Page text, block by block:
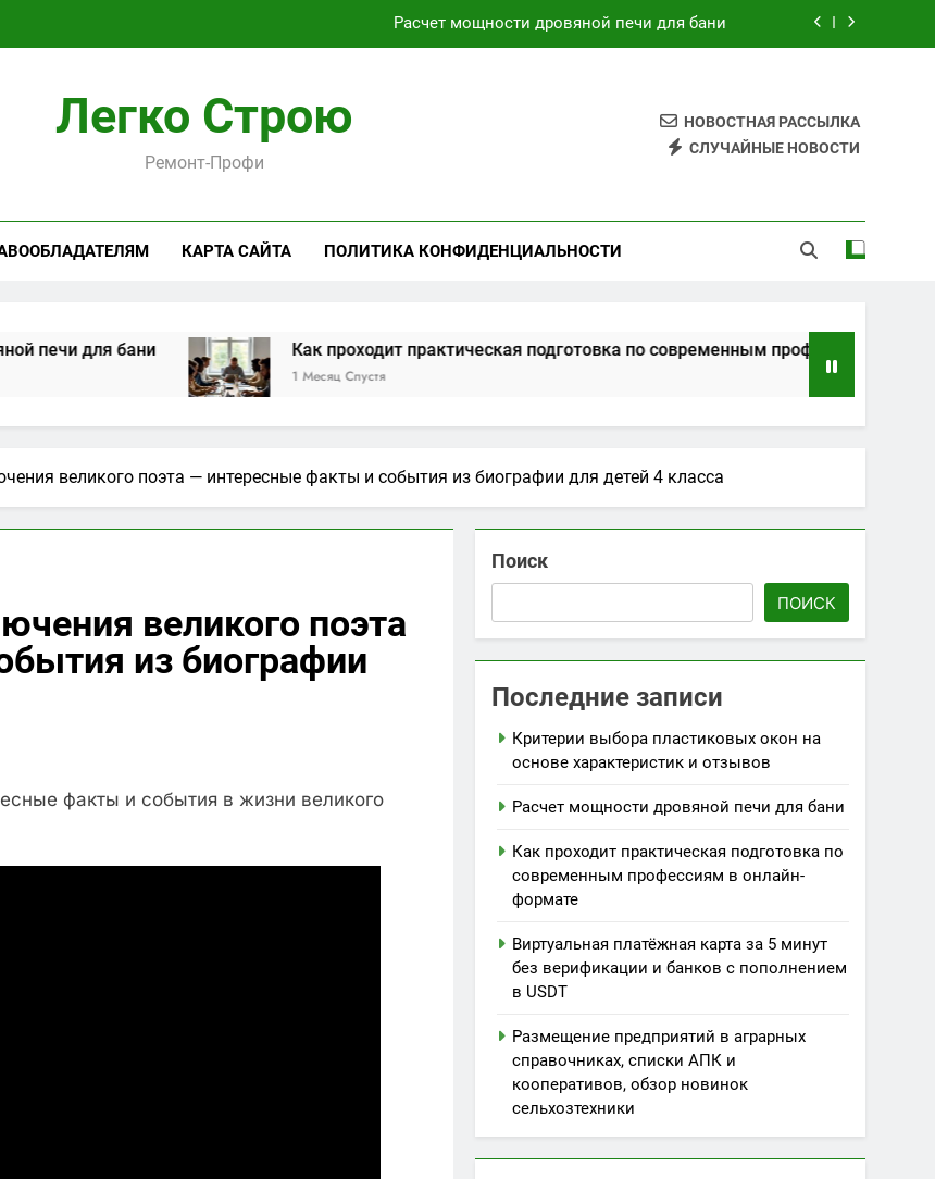
Как проходит практическая подготовка по современным профессиям в онлайн-формате
Критерии выбора пластиковых окон на основе характеристик и отзывов
Виртуальная платёжная карта за 5 минут без верификации и банков с пополнением в USDT
Легко Строю
Ремонт-Профи
НОВОСТНАЯ РАССЫЛКА
СЛУЧАЙНЫЕ НОВОСТИ
КАРТА САЙТА ПОЛИТИКА КОНФИДЕНЦИАЛЬНОСТИ
бани Как проходит практическая подготовка по современным профессиям в онлайн-формате
1 Месяц Спустя
великого поэта — интересные факты и события из биографии для детей 4 класса
великого поэта
из биографии
Поиск
ПОИСК
Последние записи
Критерии выбора пластиковых окон на
основе характеристик и отзывов
Расчет мощности дровяной печи для бани
Как проходит практическая подготовка по
современным профессиям в онлайн-
формате
Виртуальная платёжная карта за 5 минут
без верификации и банков с пополнением
в USDT
Размещение предприятий в аграрных
справочниках, списки АПК и
кооперативов, обзор новинок
сельхозтехники